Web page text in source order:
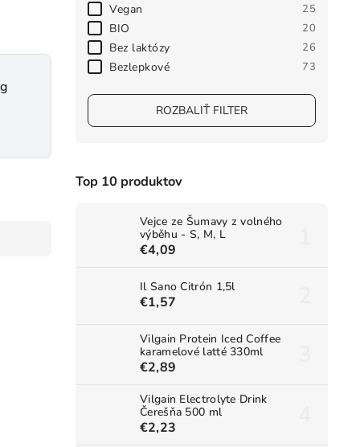
Vegan 25
BIO 20
Bez laktózy 26
Bezlepkové 73
ROZBALIŤ FILTER
Top 10 produktov
Vejce ze Šumavy z volného
výběhu - S, M, L
€4,09
Il Sano Citrón 1,5l
€1,57
Vilgain Protein Iced Coffee
karamelové latté 330ml
€2,89
Vilgain Electrolyte Drink
Čerešňa 500 ml
€2,23